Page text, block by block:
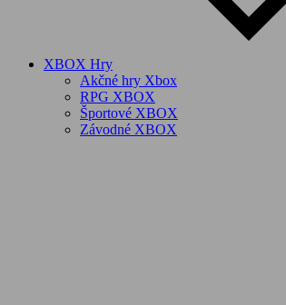
XBOX Hry
Akčné hry Xbox
RPG XBOX
Športové XBOX
Závodné XBOX